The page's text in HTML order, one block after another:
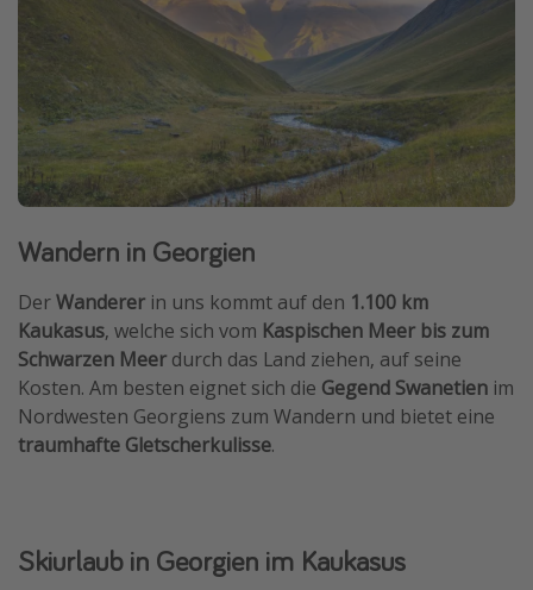
Wandern in Georgien
DerWanderer in uns kommt auf den 1.100 km
Kaukasus, welche sich vom Kaspischen Meer bis zum
Schwarzen Meer durch das Land ziehen, auf seine
Kosten. Am besten eignet sich die Gegend Swanetien im
Nordwesten Georgiens zum Wandern und bietet eine
traumhafte Gletscherkulisse.
Skiurlaub in Georgien im Kaukasus